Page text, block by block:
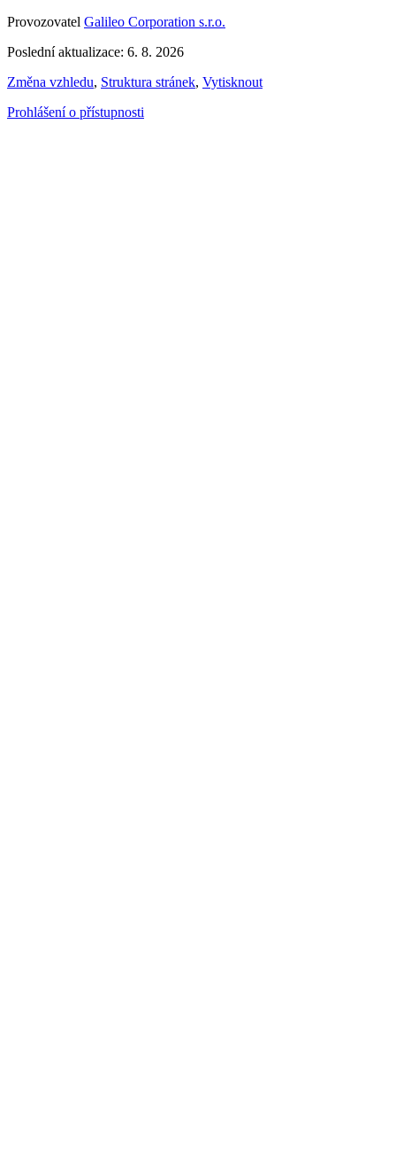
Provozovatel Galileo Corporation s.r.o.
Poslední aktualizace: 6. 8. 2026
Změna vzhledu, Struktura stránek, Vytisknout
Prohlášení o přístupnosti